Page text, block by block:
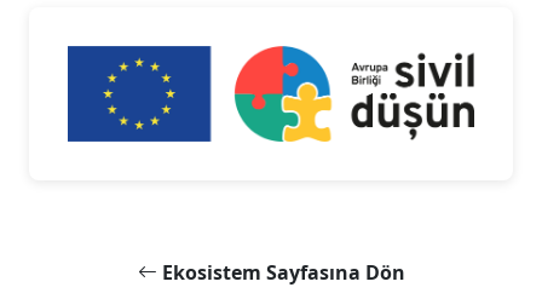
Ekosistem Sayfasına Dön